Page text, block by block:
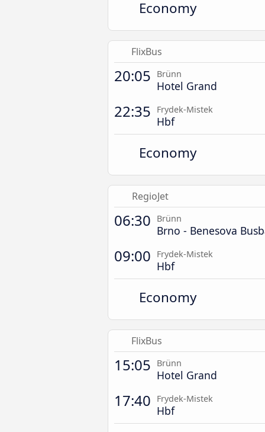
Economy
FlixBus
20:05 Brünn
Hotel Grand
22:35 Frydek-Mistek
Hbf
Economy
RegioJet
06:30 Brünn
Brno - Benesova
09:00 Frydek-Mistek
Hbf
Economy
FlixBus
15:05 Brünn
Hotel Grand
17:40 Frydek-Mistek
Hbf